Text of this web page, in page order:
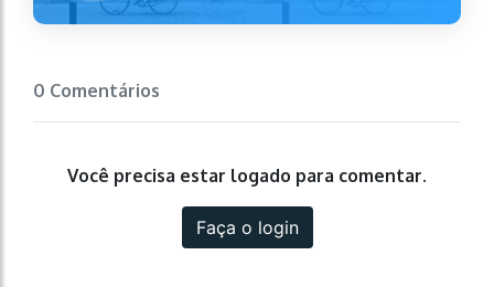
0 Comentários
Você precisa estar logado para comentar.
Faça o login